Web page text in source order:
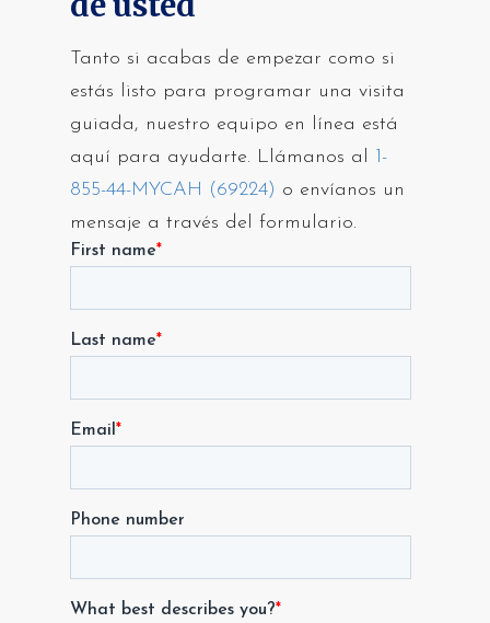
Tanto si acabas de empezar como si
estás listo para programar una visita
guiada, nuestro equipo en línea está
aquí para ayudarte. Llámanos al 1-
855-44-MYCAH (69224) o envíanos un
mensaje a través del formulario.